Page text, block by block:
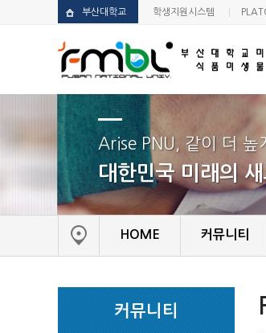
부산대학교 학생지원시스템
Arise PNU, 같이 더 높
대한민국 미래의
HOME 커뮤니티
커뮤니티